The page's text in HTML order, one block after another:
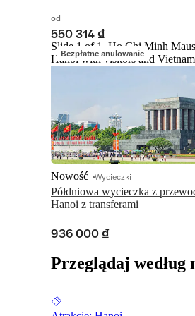
od
550 314 ₫
Bezpłatne anulowanie
Slide 1 of 1, Ho Chi Minh
Hanoi with visitors and
Półdniowa wycieczka z
Hanoi z transferami
Nowość Wycieczki
936 000 ₫
Przeglądaj według